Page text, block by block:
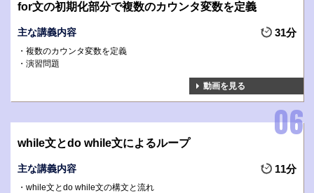
for文の初期化部分で複数のカウンタ変数を定義
主な講義内容 31分
複数のカウンタ変数を定義
演習問題
動画を見る
while文とdo while文によるループ
主な講義内容 11分
while文とdo while文の構文と流れ